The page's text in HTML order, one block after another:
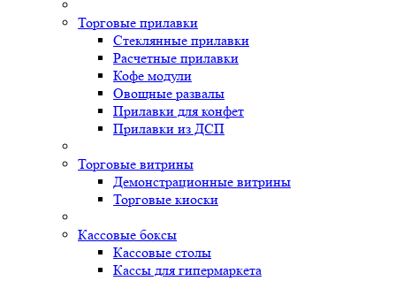
Торговые прилавки
Стеклянные прилавки
Расчетные прилавки
Кофе модули
Овощные развалы
Прилавки для конфет
Прилавки из ДСП
Торговые витрины
Демонстрационные витрины
Торговые киоски
Кассовые боксы
Кассовые столы
Кассы для гипермаркета